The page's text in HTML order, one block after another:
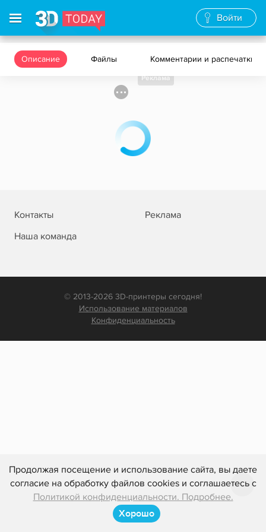
Продолжая посещение и использование сайта, вы даете
согласие на обработку файлов cookies и соглашаетесь с
Политикой конфиденциальности. Подробнее.
Хорошо
Войти
Описание Файлы Комментарии и распечатки
Реклама
Контакты
Реклама
Наша команда
© 2013-2026 3D-принтеры сегодня!
Использование материалов
Конфиденциальность